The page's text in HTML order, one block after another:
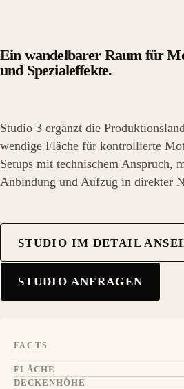
Ein wandelbarer Raum für
und Spezialeffekte.
Studio 3 ergänzt die
wendige Fläche für kontrollierte
Setups mit technischem Anspruch,
Anbindung und Aufzug in direkter
STUDIO IM DETAIL
STUDIO ANFRAGEN
FACTS
FLÄCHE
DECKENHÖHE